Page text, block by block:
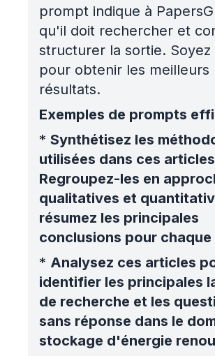
prompt indique à
qu'il doit rechercher et
structurer la sortie. Soyez
pour obtenir les meilleurs
résultats.
Exemples de prompts
* Synthétisez les
utilisées dans ces
Regroupez-les en
qualitatives et
résumez les principales
conclusions pour
* Analysez ces articles
identifier les principales
de recherche et les
sans réponse dans le
stockage d'énergie